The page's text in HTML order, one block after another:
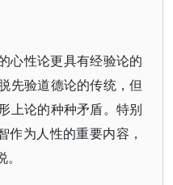
心性论更具有经验论的
先验道德论的传统，但
上论的种种矛盾。特别
作为人性的重要内容，